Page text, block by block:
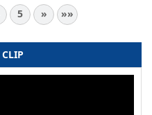
5 » »»